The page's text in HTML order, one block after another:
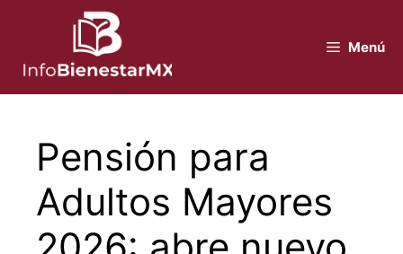
Menú
Pensión para
Adultos Mayores